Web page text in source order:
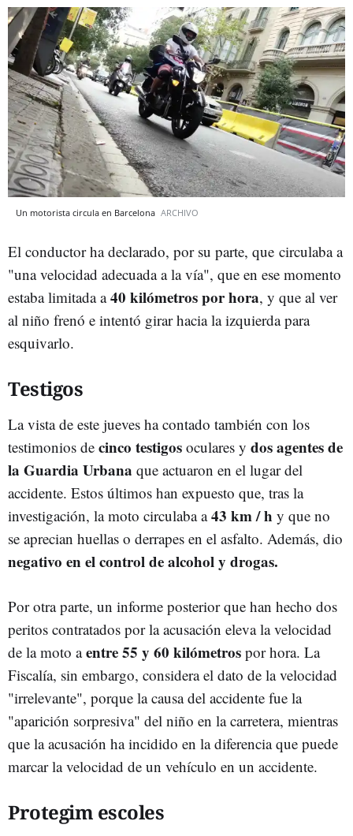
Un motorista circula en Barcelona ARCHIVO
El conductor ha declarado, por su parte, que circulaba a
"una velocidad adecuada a la vía", que en ese momento
estaba limitada a40 kilómetros por hora, y que al ver
al niño frenó e intentó girar hacia la izquierda para
esquivarlo.
Testigos
La vista de este jueves ha contado también con los
testimonios de cinco testigos oculares y dos agentes de
la Guardia Urbana que actuaron en el lugar del
accidente. Estos últimos han expuesto que, tras la
investigación, la moto circulaba a43 km / h y que no
se aprecian huellas o derrapes en el asfalto. Además, dio
negativo en el control de alcohol y drogas.
Por otra parte, un informe posterior que han hecho dos
peritos contratados por la acusación eleva la velocidad
de la moto aentre 55 y 60 kilómetros por hora. La
Fiscalía, sin embargo, considera el dato de la velocidad
"irrelevante", porque la causa del accidente fue la
"aparición sorpresiva" del niño en la carretera, mientras
que la acusación ha incidido en la diferencia que puede
marcar la velocidad de un vehículo en un accidente.
Protegim escoles